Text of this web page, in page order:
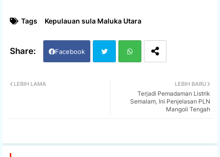
Tags Kepulauan sula Maluka Utara
Facebook
LEBIH BARU
Terjadi Pemadaman Listrik
Semalam, Ini Penjelasan PLN
Mangoli Tengah
LEBIH LAMA